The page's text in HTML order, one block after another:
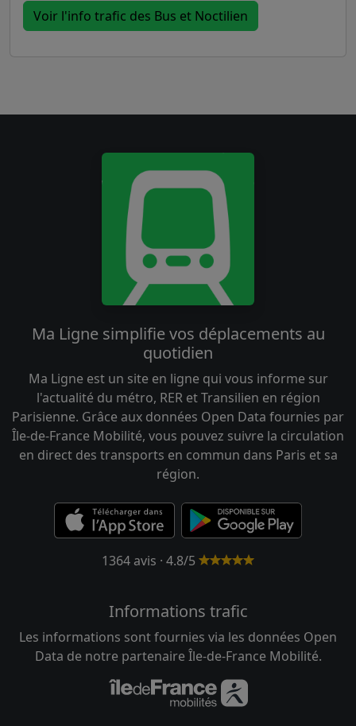
Voir l'info trafic des Bus et Noctilien
Ma Ligne simplifie vos déplacements au
quotidien
Ma Ligne est un site en ligne qui vous informe sur
l'actualité du métro, RER et Transilien en région
Parisienne. Grâce aux données Open Data fournies par
Île-de-France Mobilité, vous pouvez suivre la circulation
en direct des transports en commun dans Paris et sa
région.
1364 avis · 4.8/5
Informations trafic
Les informations sont fournies via les données Open
Data de notre partenaire Île-de-France Mobilité.